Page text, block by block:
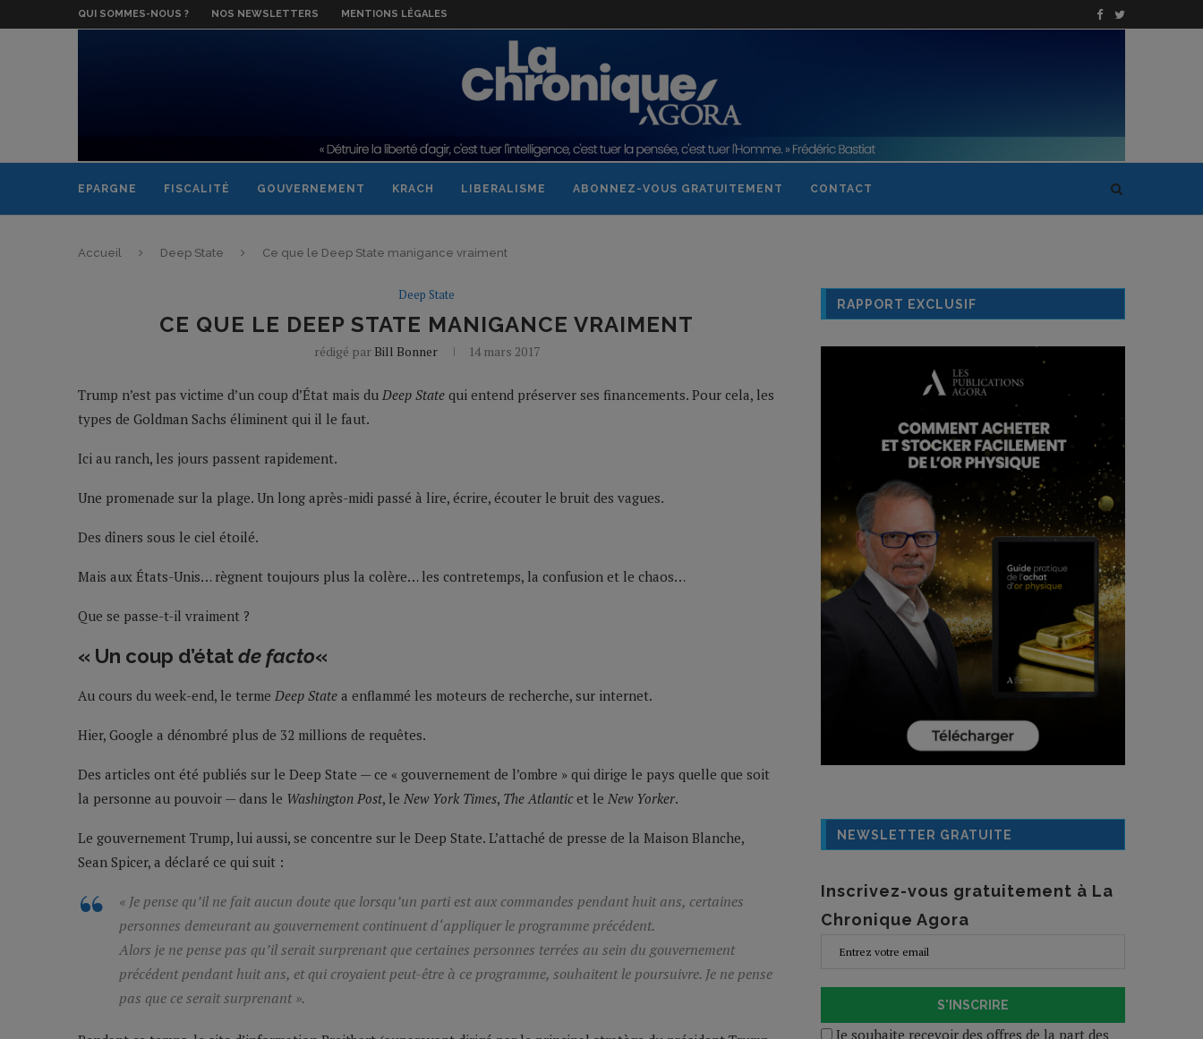
QUI SOMMES-NOUS ? NOS NEWSLETTERS MENTIONS LÉGALES
EPARGNE FISCALITÉ GOUVERNEMENT KRACH LIBERALISME ABONNEZ-VOUS GRATUITEMENT CONTACT
Accueil Deep State Ce que le Deep State manigance vraiment
Deep State
CE QUE LE DEEP STATE MANIGANCE VRAIMENT
rédigé par Bill Bonner 14 mars 2017
Trump n’est pas victime d’un coup d’État mais du Deep State qui entend préserver ses financements. Pour cela, les
types de Goldman Sachs éliminent qui il le faut.
Ici au ranch, les jours passent rapidement.
Une promenade sur la plage. Un long après-midi passé à lire, écrire, écouter le bruit des vagues.
Des dîners sous le ciel étoilé.
Mais aux États-Unis… règnent toujours plus la colère… les contretemps, la confusion et le chaos…
Que se passe-t-il vraiment ?
« Un coup d’étatde facto«
Au cours du week-end, le terme Deep State a enflammé les moteurs de recherche, sur internet.
Hier, Google a dénombré plus de 32 millions de requêtes.
Des articles ont été publiés sur le Deep State — ce « gouvernement de l’ombre » qui dirige le pays quelle que soit
la personne au pouvoir — dans le Washington Post, le New York Times, The Atlanticet le New Yorker.
Le gouvernement Trump, lui aussi, se concentre sur le Deep State. L’attaché de presse de la Maison Blanche,
Sean Spicer, a déclaré ce qui suit :
« Je pense qu’il ne fait aucun doute que lorsqu’un parti est aux commandes pendant huit ans, certaines
personnes demeurant au gouvernement continuent d‘appliquer le programme précédent.
Alors je ne pense pas qu’il serait surprenant que certaines personnes terrées au sein du gouvernement
précédent pendant huit ans, et qui croyaient peut-être à ce programme, souhaitent le poursuivre. Je ne pense
pas que ce serait surprenant ».
RAPPORT EXCLUSIF
NEWSLETTER GRATUITE
Inscrivez-vous gratuitement à La
Chronique Agora
S'INSCRIRE
Je souhaite recevoir des offres de la part des